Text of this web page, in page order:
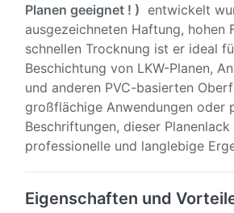
Planen geeignet ! ) entwickelt
ausgezeichneten Haftung, hohen
schnellen Trocknung ist er ideal
Beschichtung von LKW-Planen,
und anderen PVC-basierten
großflächige Anwendungen oder
Beschriftungen, dieser
professionelle und langlebige
Eigenschaften und